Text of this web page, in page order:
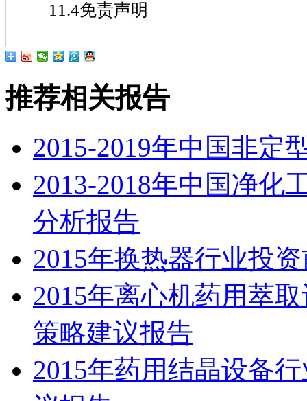
11.4免责声明
推荐相关报告
2015-2019年中国非定
2013-2018年中国净化
分析报告
2015年换热器行业投
2015年离心机药用萃
策略建议报告
2015年药用结晶设备